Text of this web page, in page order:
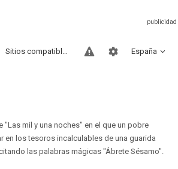
España
Sitios compatibles
"Las mil y una noches" en el que un pobre
en los tesoros incalculables de una guarida
las palabras mágicas "Ábrete Sésamo".